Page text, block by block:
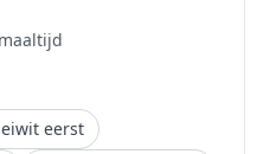
eiwit eerst